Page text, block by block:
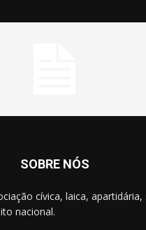
SOBRE NÓS
cívica, laica, apartidária,
nacional.